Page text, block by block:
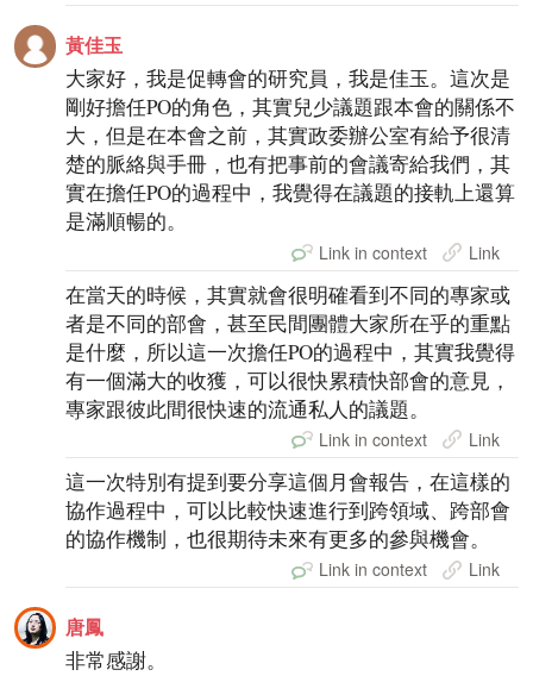
黃佳玉
大家好，我是促轉會的研究員，我是佳玉。這次是
剛好擔任PO的角色，其實兒少議題跟本會的關係不
大，但是在本會之前，其實政委辦公室有給予很清
楚的脈絡與手冊，也有把事前的會議寄給我們，其
實在擔任PO的過程中，我覺得在議題的接軌上還算
是滿順暢的。
Link in context Link
在當天的時候，其實就會很明確看到不同的專家或
者是不同的部會，甚至民間團體大家所在乎的重點
是什麼，所以這一次擔任PO的過程中，其實我覺得
有一個滿大的收獲，可以很快累積快部會的意見，
專家跟彼此間很快速的流通私人的議題。
Link in context Link
這一次特別有提到要分享這個月會報告，在這樣的
協作過程中，可以比較快速進行到跨領域、跨部會
的協作機制，也很期待未來有更多的參與機會。
Link in context Link
唐鳳
非常感謝。